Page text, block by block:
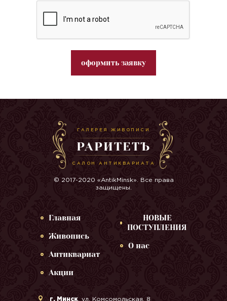
оформить заявку
ГАЛЕРЕЯ ЖИВОПИСИ
РАРИТЕТЪ
САЛОН АНТИКВАРИАТА
© 2017-2020 «AntikMinsk». Все права
защищены.
Главная
Живопись
Антиквариат
Акции
НОВЫЕ
ПОСТУПЛЕНИЯ
О нас
г. Минск , ул. Комсомольская, 8